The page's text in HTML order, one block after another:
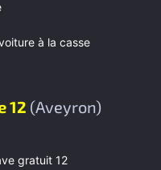
à la casse
12 (Aveyron)
gratuit 12